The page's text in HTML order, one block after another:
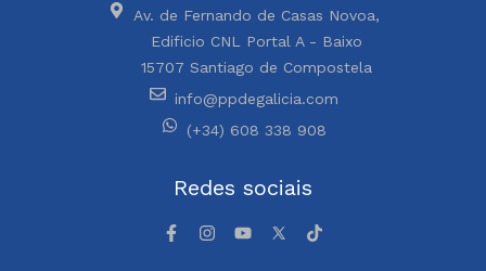
Av. de Fernando de Casas Novoa,
Edificio CNL Portal A - Baixo
15707 Santiago de Compostela
info@ppdegalicia.com
(+34) 608 338 908
Redes sociais